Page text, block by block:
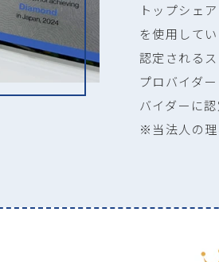
トップシェ
を使用して
認定される
プロバイダ
バイダーに
※当法人の